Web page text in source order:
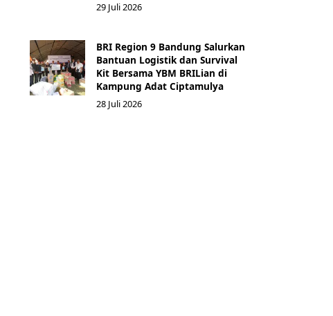
29 Juli 2026
BRI Region 9 Bandung Salurkan
Bantuan Logistik dan Survival
Kit Bersama YBM BRILian di
Kampung Adat Ciptamulya
28 Juli 2026